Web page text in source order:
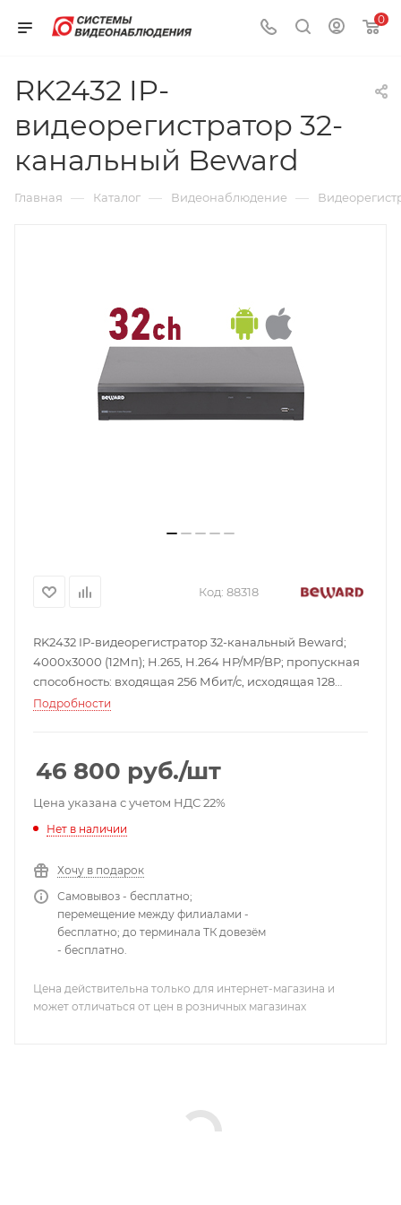
0
RK2432 IP-
видеорегистратор 32-
канальный Beward
Главная — Каталог — Видеонаблюдение —
Код: 88318
RK2432 IP-видеорегистратор 32-канальный Beward;
4000х3000 (12Мп); H.265, H.264 HP/MP/BP; пропускная
способность: входящая 256 Мбит/с, исходящая 128
Мбит/с; ONVIF, RTSP; 4хSATA HDD, 3.5" + 1xeSATA до 22
(без HDD).
Подробности
46 800 руб./шт
Цена указана с учетом НДС 22%
Нет в наличии
Хочу в подарок
Самовывоз - бесплатно;
перемещение между филиалами -
бесплатно; до терминала ТК довезём
- бесплатно.
Цена действительна только для интернет-магазина и
может отличаться от цен в розничных магазинах